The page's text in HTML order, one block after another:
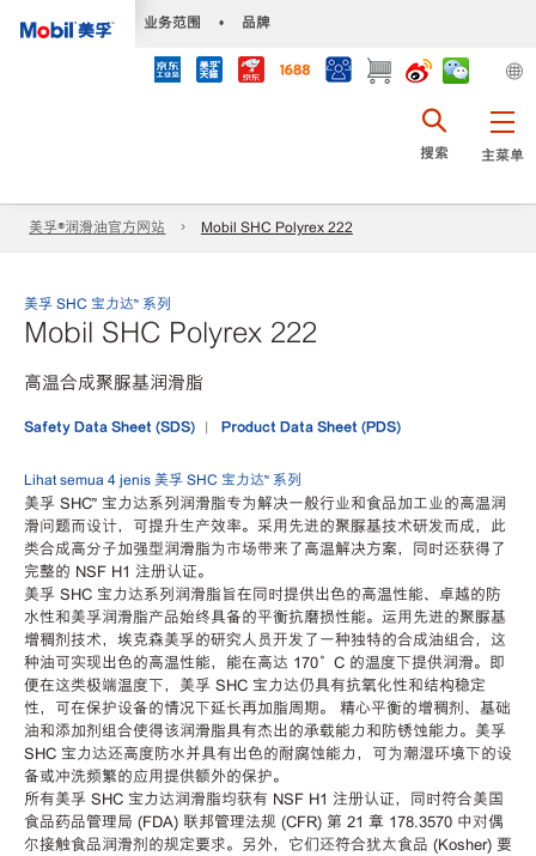
业务范围 • 品牌
主菜单
搜索
美孚®润滑油官方网站 Mobil SHC Polyrex 222
美孚 SHC 宝力达™ 系列
Mobil SHC Polyrex 222
高温合成聚脲基润滑脂
Safety Data Sheet (SDS) Product Data Sheet (PDS)
Lihat semua 4 jenis 美孚 SHC 宝力达™ 系列
美孚 SHC™ 宝力达系列润滑脂专为解决一般行业和食品加工业的高温润
滑问题而设计，可提升生产效率。采用先进的聚脲基技术研发而成，此
类合成高分子加强型润滑脂为市场带来了高温解决方案，同时还获得了
完整的 NSF H1 注册认证。
美孚 SHC 宝力达系列润滑脂旨在同时提供出色的高温性能、卓越的防
水性和美孚润滑脂产品始终具备的平衡抗磨损性能。运用先进的聚脲基
增稠剂技术，埃克森美孚的研究人员开发了一种独特的合成油组合，这
种油可实现出色的高温性能，能在高达 170°C 的温度下提供润滑。即
便在这类极端温度下，美孚 SHC 宝力达仍具有抗氧化性和结构稳定
性，可在保护设备的情况下延长再加脂周期。 精心平衡的增稠剂、基础
油和添加剂组合使得该润滑脂具有杰出的承载能力和防锈蚀能力。美孚
SHC 宝力达还高度防水并具有出色的耐腐蚀能力，可为潮湿环境下的设
备或冲洗频繁的应用提供额外的保护。
所有美孚 SHC 宝力达润滑脂均获有 NSF H1 注册认证，同时符合美国
食品药品管理局 (FDA) 联邦管理法规 (CFR) 第 21 章 178.3570 中对偶
尔接触食品润滑剂的规定要求。另外，它们还符合犹太食品 (Kosher) 要